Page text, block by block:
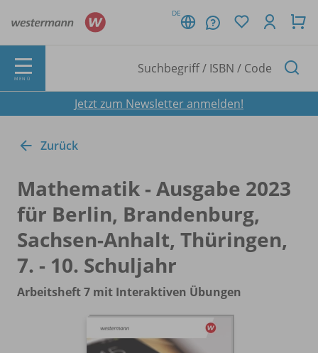
DE
MENÜ
Jetzt zum Newsletter anmelden!
Zurück
Mathematik - Ausgabe 2023
für Berlin, Brandenburg,
Sachsen-Anhalt, Thüringen,
7. - 10. Schuljahr
Arbeitsheft 7 mit Interaktiven Übungen